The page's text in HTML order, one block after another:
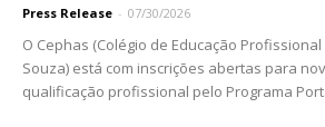
Press Release - 07/30/2026
O Cephas (Colégio de Educação
Souza) está com inscrições abertas para
qualificação profissional pelo Programa